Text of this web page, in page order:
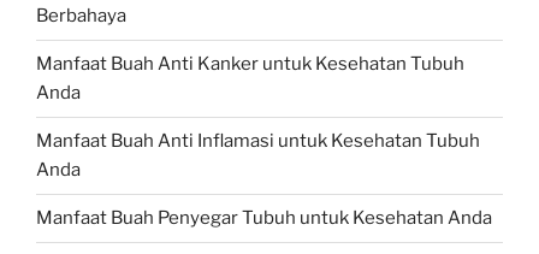
Berbahaya
Manfaat Buah Anti Kanker untuk Kesehatan Tubuh
Anda
Manfaat Buah Anti Inflamasi untuk Kesehatan Tubuh
Anda
Manfaat Buah Penyegar Tubuh untuk Kesehatan Anda